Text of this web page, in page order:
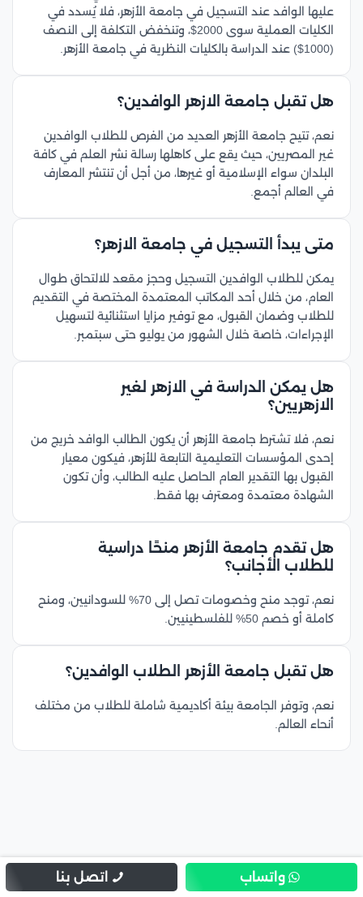
عليها الوافد عند التسجيل في جامعة الأزهر، فلا يُسدد في
الكليات العملية سوى 2000$، وتنخفض التكلفة إلى النصف
(1000$) عند الدراسة بالكليات النظرية في جامعة الأزهر.
هل تقبل جامعة الازهر الوافدين؟
نعم، تتيح جامعة الأزهر العديد من الفرص للطلاب الوافدين
غير المصريين، حيث يقع على كاهلها رسالة نشر العلم في كافة
البلدان سواء الإسلامية أو غيرها، من أجل أن تنتشر المعارف
في العالم أجمع.
متى يبدأ التسجيل في جامعة الازهر؟
يمكن للطلاب الوافدين التسجيل وحجز مقعد للالتحاق طوال
العام، من خلال أحد المكاتب المعتمدة المختصة في التقديم
للطلاب وضمان القبول، مع توفير مزايا استثنائية لتسهيل
الإجراءات، خاصة خلال الشهور من يوليو حتى سبتمبر.
هل يمكن الدراسة في الازهر لغير
الازهريين؟
نعم، فلا تشترط جامعة الأزهر أن يكون الطالب الوافد خريج من
إحدى المؤسسات التعليمية التابعة للأزهر، فيكون معيار
القبول بها التقدير العام الحاصل عليه الطالب، وأن تكون
الشهادة معتمدة ومعترف بها فقط.
هل تقدم جامعة الأزهر منحًا دراسية
للطلاب الأجانب؟
نعم، توجد منح وخصومات تصل إلى 70% للسودانيين، ومنح
كاملة أو خصم 50% للفلسطينيين.
هل تقبل جامعة الأزهر الطلاب الوافدين؟
نعم، وتوفر الجامعة بيئة أكاديمية شاملة للطلاب من مختلف
أنحاء العالم.
واتساب اتصل بنا